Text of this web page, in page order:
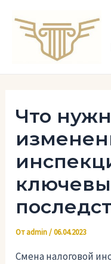
содержимому
Что
Отadmin/06.04.2023
Смена налоговой